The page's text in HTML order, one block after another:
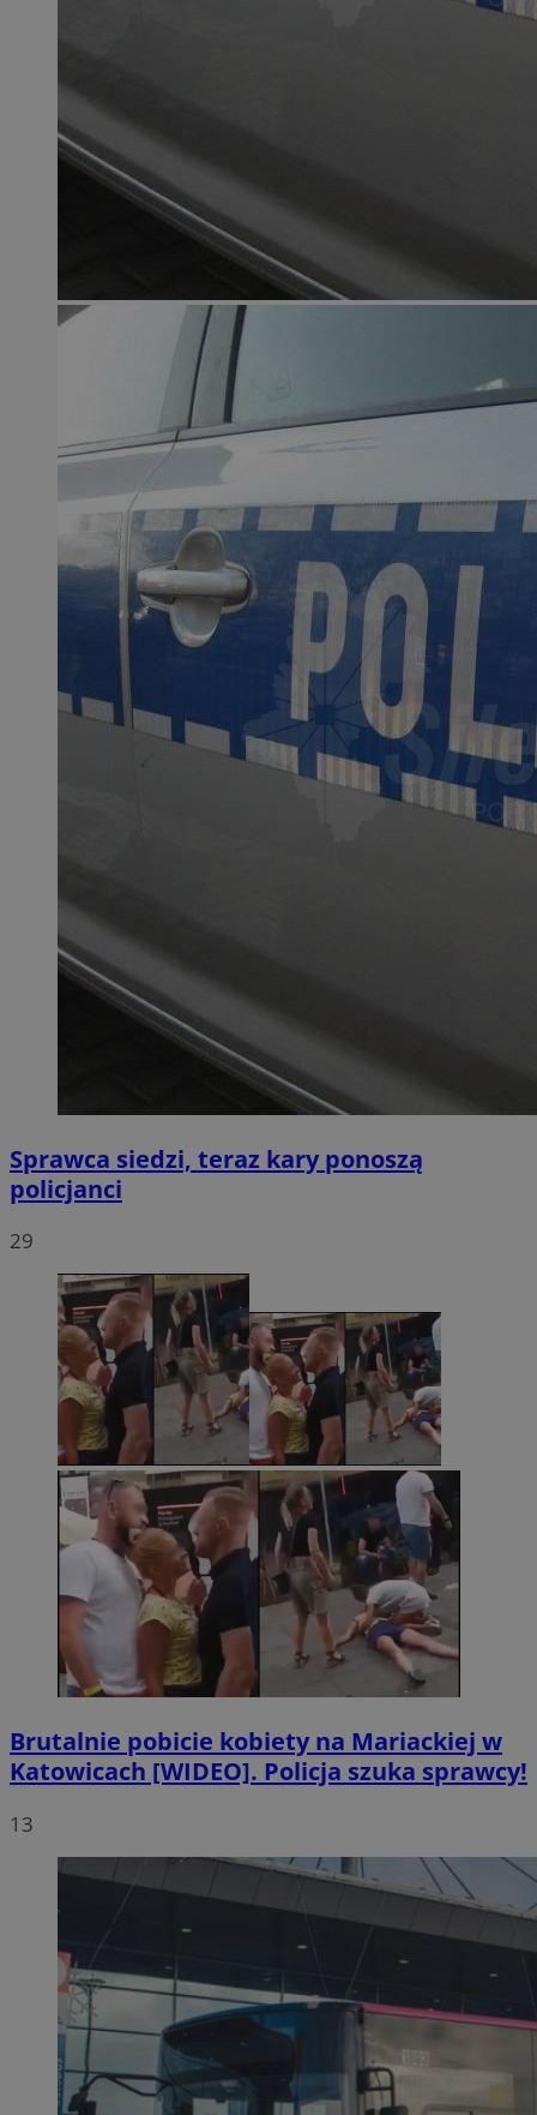
Sprawca siedzi, teraz kary ponoszą
policjanci
29
Brutalnie pobicie kobiety na Mariackiej w
Katowicach [WIDEO]. Policja szuka sprawcy!
13